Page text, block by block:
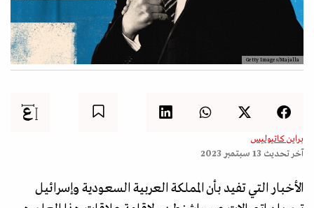
Getty Images/Majalla
براين كاتيوليس
آخر تحديث 13 سبتمبر 2023
الأخبار التي تفيد بأن المملكة العربية السعودية وإسرائيل